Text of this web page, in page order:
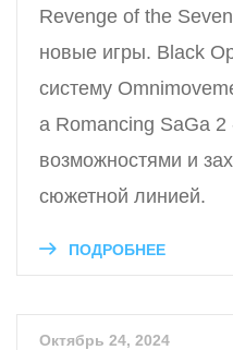
Revenge of the
новые игры. Black
систему
а Romancing SaGa
возможностями и
сюжетной линией.
ПОДРОБНЕЕ
Октябрь 24, 2024